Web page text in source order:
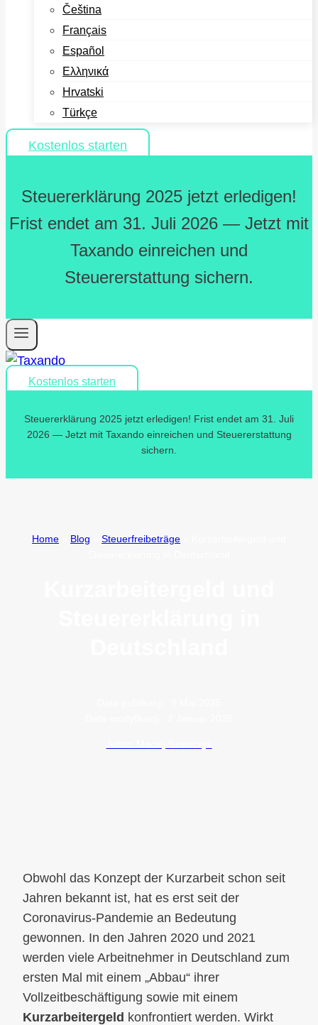
Čeština
Français
Español
Ελληνικά
Hrvatski
Türkçe
Kostenlos starten
Steuererklärung 2025 jetzt erledigen!
Frist endet am 31. Juli 2026 — Jetzt mit
Taxando einreichen und
Steuererstattung sichern.
Kostenlos starten
Steuererklärung 2025 jetzt erledigen! Frist endet am 31. Juli
2026 — Jetzt mit Taxando einreichen und Steuererstattung
sichern.
Home Blog Steuerfreibeträge
Obwohl das Konzept der Kurzarbeit schon seit
Jahren bekannt ist, hat es erst seit der
Coronavirus-Pandemie an Bedeutung
gewonnen. In den Jahren 2020 und 2021
werden viele Arbeitnehmer in Deutschland zum
ersten Mal mit einem „Abbau“ ihrer
Vollzeitbeschäftigung sowie mit einem
Kurzarbeitergeld konfrontiert werden. Wirkt